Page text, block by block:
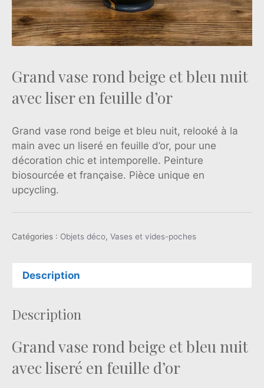
Grand vase rond beige et bleu nuit
avec liser en feuille d’or
Grand vase rond beige et bleu nuit, relooké à la
main avec un liseré en feuille d’or, pour une
décoration chic et intemporelle. Peinture
biosourcée et française. Pièce unique en
upcycling.
Catégories : Objets déco, Vases et vides-poches
Description
Description
Grand vase rond beige et bleu nuit
avec liseré en feuille d’or